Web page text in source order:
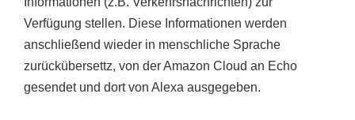
Verfügung stellen. Diese Informationen werden
anschließend wieder in menschliche Sprache
zurückübersettz, von der Amazon Cloud an Echo
gesendet und dort von Alexa ausgegeben.